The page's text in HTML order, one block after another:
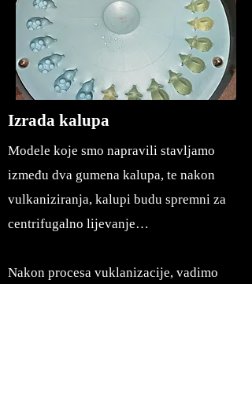
Izrada kalupa
Modele koje smo napravili stavljamo
između dva gumena kalupa, te nakon
vulkaniziranja, kalupi budu spremni za
centrifugalno lijevanje…
Nakon procesa vuklanizacije, vadimo